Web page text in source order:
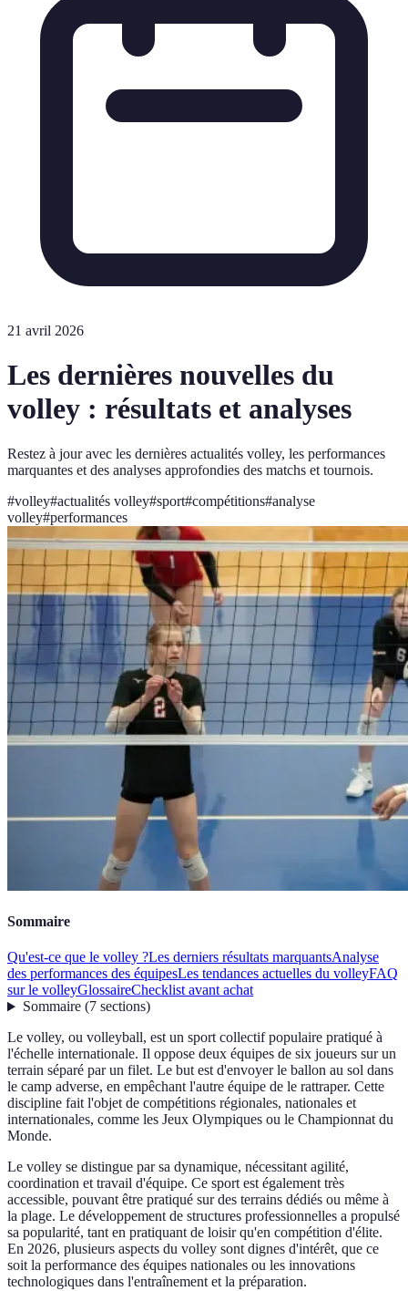
21 avril 2026
Les dernières nouvelles du
volley : résultats et analyses
Restez à jour avec les dernières actualités volley, les performances
marquantes et des analyses approfondies des matchs et tournois.
#volley#actualités volley#sport#compétitions#analyse
volley#performances
Sommaire
Qu'est-ce que le volley ?Les derniers résultats marquantsAnalyse
des performances des équipesLes tendances actuelles du volleyFAQ
sur le volleyGlossaireChecklist avant achat
Sommaire(7 sections)
Le volley, ou volleyball, est un sport collectif populaire pratiqué à
l'échelle internationale. Il oppose deux équipes de six joueurs sur un
terrain séparé par un filet. Le but est d'envoyer le ballon au sol dans
le camp adverse, en empêchant l'autre équipe de le rattraper. Cette
discipline fait l'objet de compétitions régionales, nationales et
internationales, comme les Jeux Olympiques ou le Championnat du
Monde.
Le volley se distingue par sa dynamique, nécessitant agilité,
coordination et travail d'équipe. Ce sport est également très
accessible, pouvant être pratiqué sur des terrains dédiés ou même à
la plage. Le développement de structures professionnelles a propulsé
sa popularité, tant en pratiquant de loisir qu'en compétition d'élite.
En 2026, plusieurs aspects du volley sont dignes d'intérêt, que ce
soit la performance des équipes nationales ou les innovations
technologiques dans l'entraînement et la préparation.